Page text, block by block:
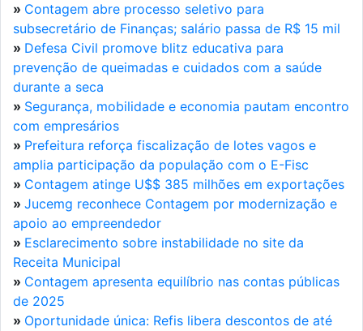
» Contagem abre processo seletivo para
subsecretário de Finanças; salário passa de R$ 15 mil
» Defesa Civil promove blitz educativa para
prevenção de queimadas e cuidados com a saúde
durante a seca
» Segurança, mobilidade e economia pautam encontro
com empresários
» Prefeitura reforça fiscalização de lotes vagos e
amplia participação da população com o E-Fisc
» Contagem atinge U$$ 385 milhões em exportações
» Jucemg reconhece Contagem por modernização e
apoio ao empreendedor
» Esclarecimento sobre instabilidade no site da
Receita Municipal
» Contagem apresenta equilíbrio nas contas públicas
de 2025
» Oportunidade única: Refis libera descontos de até